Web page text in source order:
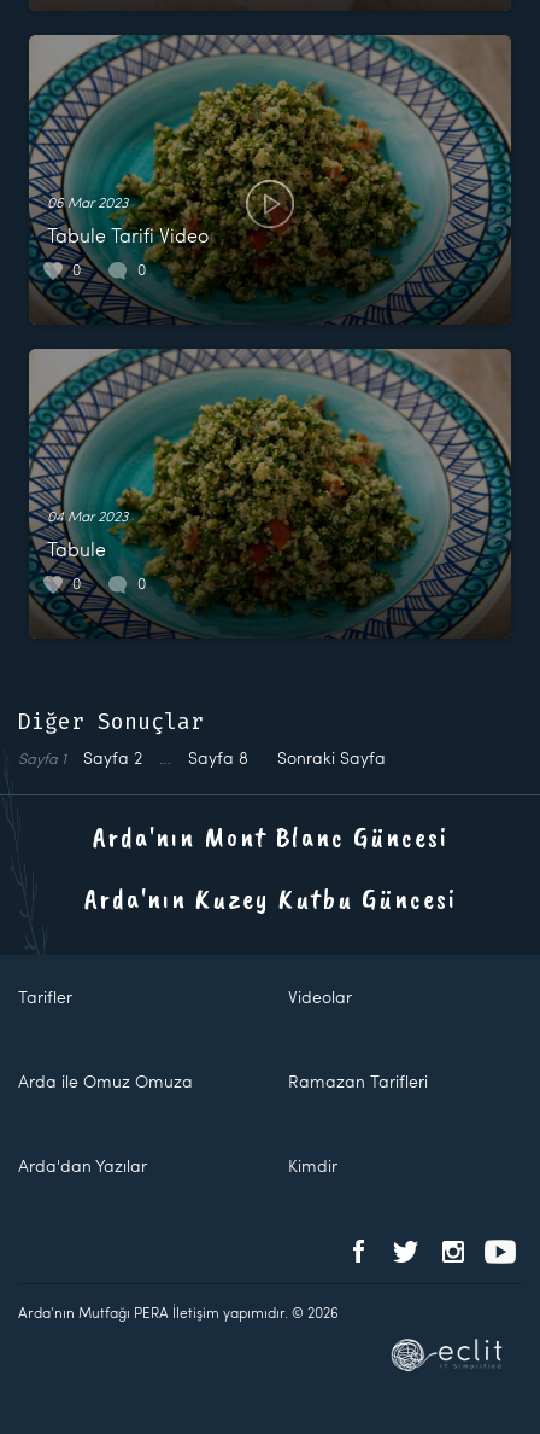
06 Mar 2023
Tabule Tarifi Video
0 0
04 Mar 2023
Tabule
0 0
Diğer Sonuçlar
Sayfa 1 Sayfa 2 … Sayfa 8 Sonraki Sayfa
Arda'nın Mont Blanc Güncesi
Arda'nın Kuzey Kutbu Güncesi
Tarifler Videolar
Arda ile Omuz Omuza Ramazan Tarifleri
Arda'dan Yazılar Kimdir
Arda'nın Mutfağı PERA İletişim yapımıdır. © 2026